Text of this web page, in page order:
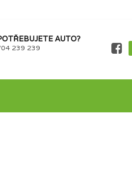
AUTO?
239 239